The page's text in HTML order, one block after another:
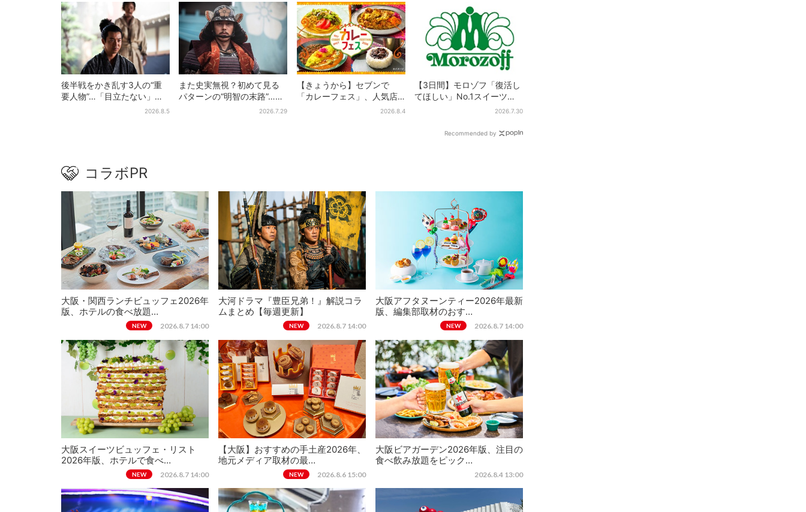
後半戦をかき乱す3人の“重
要人物”…「目立たない」主
人公・仲野太賀も、モブキ
2026.8.5
また史実無視？初めて見る
パターンの“明智の末路”…実
は、ありえなくもない！？
2026.7.29
【きょうから】セブンで
「カレーフェス」、人気店
監修メニューなど全15品！
2026.8.4
【3日間】モロゾフ「復活し
てほしい」No.1スイーツ、2
万3865票から選ばれた名作
2026.7.30
Recommended by
コラボPR
大阪・関西ランチビュッフェ2026年
版、ホテルの食べ放題…
NEW 2026.8.7 14:00
大河ドラマ『豊臣兄弟！』解説コラ
ムまとめ【毎週更新】
NEW 2026.8.7 14:00
大阪アフタヌーンティー2026年最新
版、編集部取材のおす…
NEW 2026.8.7 14:00
大阪スイーツビュッフェ・リスト
2026年版、ホテルで食べ…
NEW 2026.8.7 14:00
【大阪】おすすめの手土産2026年、
地元メディア取材の最…
NEW 2026.8.6 15:00
大阪ビアガーデン2026年版、注目の
食べ飲み放題をピック…
2026.8.4 13:00